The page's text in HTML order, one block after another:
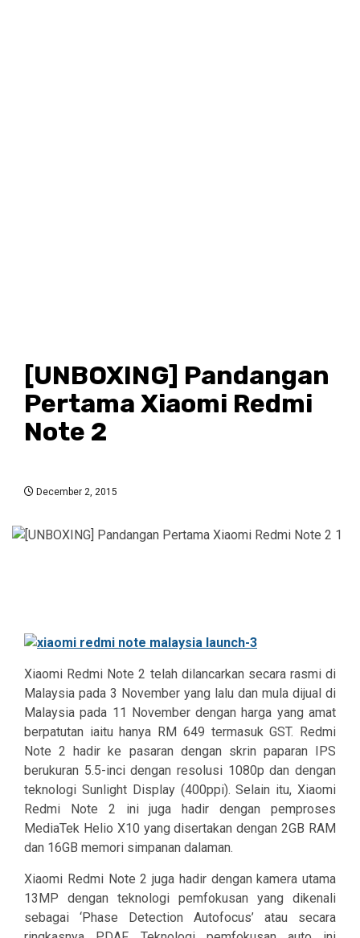
[UNBOXING] Pandangan
Pertama Xiaomi Redmi
Note 2
December 2, 2015
Xiaomi Redmi Note 2 telah dilancarkan secara rasmi di
Malaysia pada 3 November yang lalu dan mula dijual di
Malaysia pada 11 November dengan harga yang amat
berpatutan iaitu hanya RM 649 termasuk GST. Redmi
Note 2 hadir ke pasaran dengan skrin paparan IPS
berukuran 5.5-inci dengan resolusi 1080p dan dengan
teknologi Sunlight Display (400ppi). Selain itu, Xiaomi
Redmi Note 2 ini juga hadir dengan pemproses
MediaTek Helio X10 yang disertakan dengan 2GB RAM
dan 16GB memori simpanan dalaman.
Xiaomi Redmi Note 2 juga hadir dengan kamera utama
13MP dengan teknologi pemfokusan yang dikenali
sebagai ‘Phase Detection Autofocus’ atau secara